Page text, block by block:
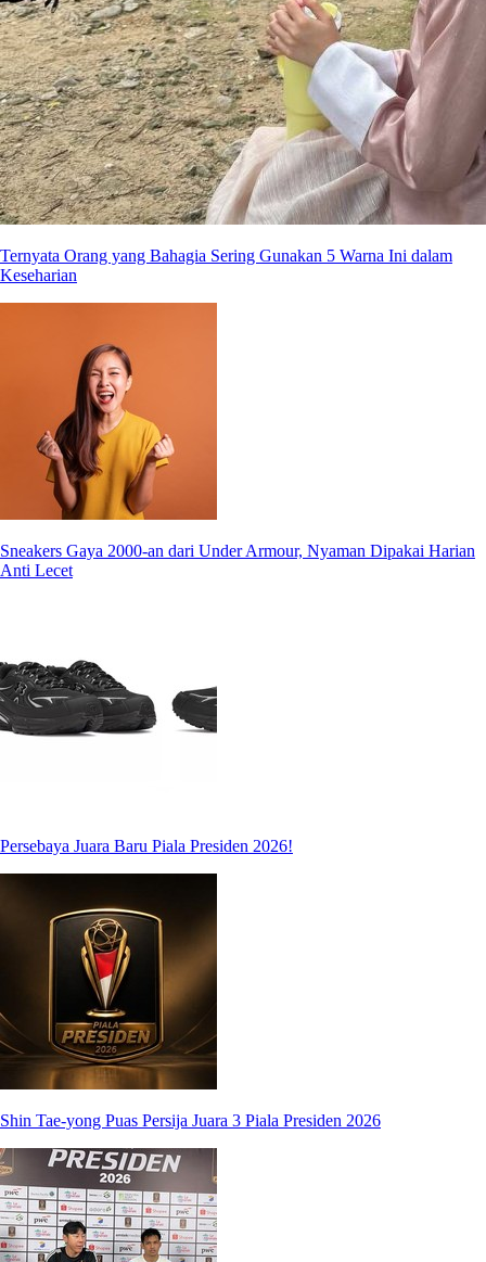
Ternyata Orang yang Bahagia Sering Gunakan 5 Warna Ini dalam
Keseharian
Sneakers Gaya 2000-an dari Under Armour, Nyaman Dipakai Harian
Anti Lecet
Persebaya Juara Baru Piala Presiden 2026!
Shin Tae-yong Puas Persija Juara 3 Piala Presiden 2026